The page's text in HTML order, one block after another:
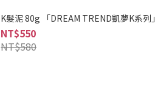
K髮泥 80g 「DREAM TREND凱夢K系列」
NT$550
NT$580